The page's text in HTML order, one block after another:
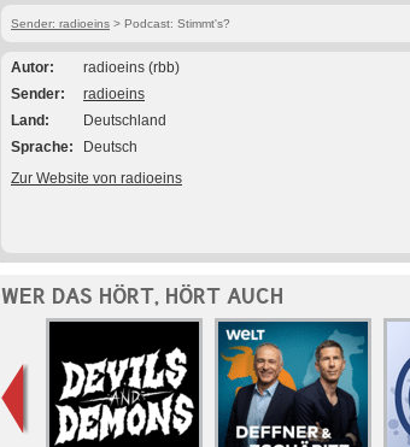
Sender: radioeins > Podcast: Stimmt's?
Autor
radioeins (rbb)
Sender
radioeins
Land
Deutschland
Sprache
Deutsch
Zur Website von radioeins
WER DAS HÖRT, HÖRT AUCH